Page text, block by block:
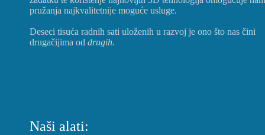
pružanja najkvalitetnije moguće usluge.
Deseci tisuća radnih sati uloženih u razvoj je ono što nas čini
drugačijima od drugih.
Naši alati: